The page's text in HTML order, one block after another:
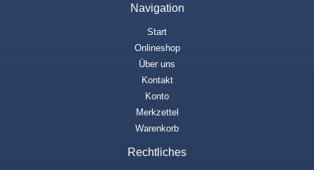
Navigation
Start
Onlineshop
Über uns
Kontakt
Konto
Merkzettel
Warenkorb
Rechtliches